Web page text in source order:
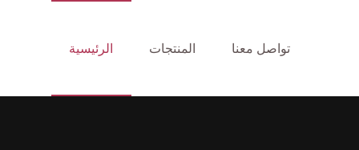
الرئيسية المنتجات تواصل معنا